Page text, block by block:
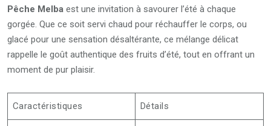
Pêche Melba est une invitation à savourer l’été à chaque
gorgée. Que ce soit servi chaud pour réchauffer le corps, ou
glacé pour une sensation désaltérante, ce mélange délicat
rappelle le goût authentique des fruits d’été, tout en offrant un
moment de pur plaisir.
Caractéristiques Détails